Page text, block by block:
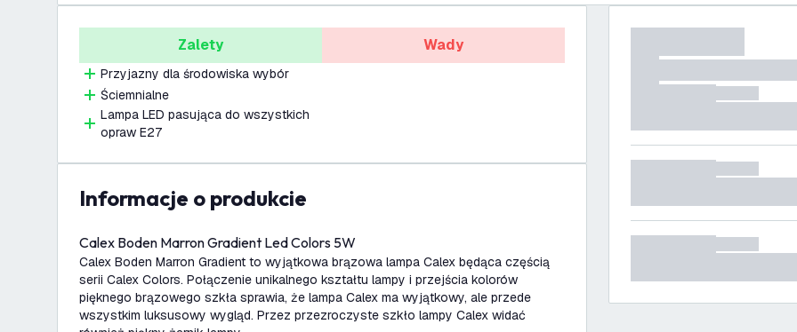
Zalety
Przyjazny dla środowiska wybór
Ściemnialne
Lampa LED pasująca do wszystkich
opraw E27
Wady
informacje o produkcie
Calex Boden Marron Gradient Led Colors 5W
Calex Boden Marron Gradient to wyjątkowa brązowa lampa Calex będąca częścią
serii Calex Colors. Połączenie unikalnego kształtu lampy i przejścia kolorów
pięknego brązowego szkła sprawia, że lampa Calex ma wyjątkowy, ale przede
wszystkim luksusowy wygląd. Przez przezroczyste szkło lampy Calex widać